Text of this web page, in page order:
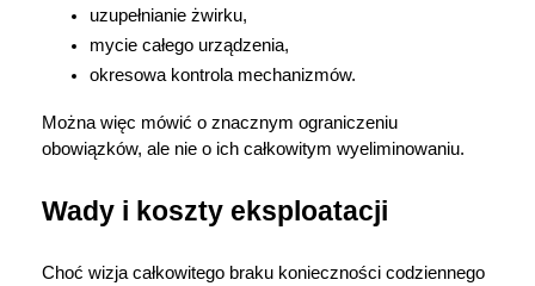
uzupełnianie żwirku,
mycie całego urządzenia,
okresowa kontrola mechanizmów.
Można więc mówić o znacznym ograniczeniu
obowiązków, ale nie o ich całkowitym wyeliminowaniu.
Wady i koszty eksploatacji
Choć wizja całkowitego braku konieczności codziennego